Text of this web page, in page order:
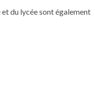
du lycée sont également